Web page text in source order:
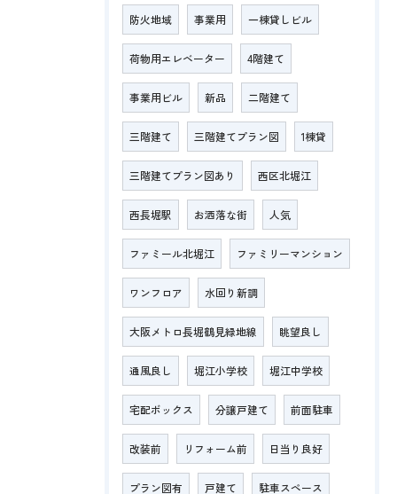
防火地域 事業用 一棟貸しビル
荷物用エレベーター 4階建て
事業用ビル 新品 二階建て
三階建て 三階建てプラン図 1棟貸
三階建てプラン図あり 西区北堀江
西長堀駅 お洒落な街 人気
ファミール北堀江 ファミリーマンション
ワンフロア 水回り新調
大阪メトロ長堀鶴見緑地線 眺望良し
通風良し 堀江小学校 堀江中学校
宅配ボックス 分譲戸建て 前面駐車
改装前 リフォーム前 日当り良好
プラン図有 戸建て 駐車スペース